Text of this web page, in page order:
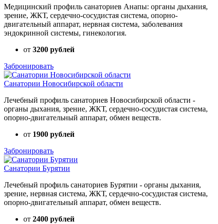
Медицинский профиль санаториев Анапы: органы дыхания,
зрение, ЖКТ, сердечно-сосудистая система, опорно-
двигательный аппарат, нервная система, заболевания
эндокринной системы, гинекология.
от 3200 рублей
Забронировать
Санатории Новосибирской области
Лечебный профиль санаториев Новосибирской области -
органы дыхания, зрение, ЖКТ, сердечно-сосудистая система,
опорно-двигательный аппарат, обмен веществ.
от 1900 рублей
Забронировать
Санатории Бурятии
Лечебный профиль санаториев Бурятии - органы дыхания,
зрение, нервная система, ЖКТ, сердечно-сосудистая система,
опорно-двигательный аппарат, обмен веществ.
от 2400 рублей